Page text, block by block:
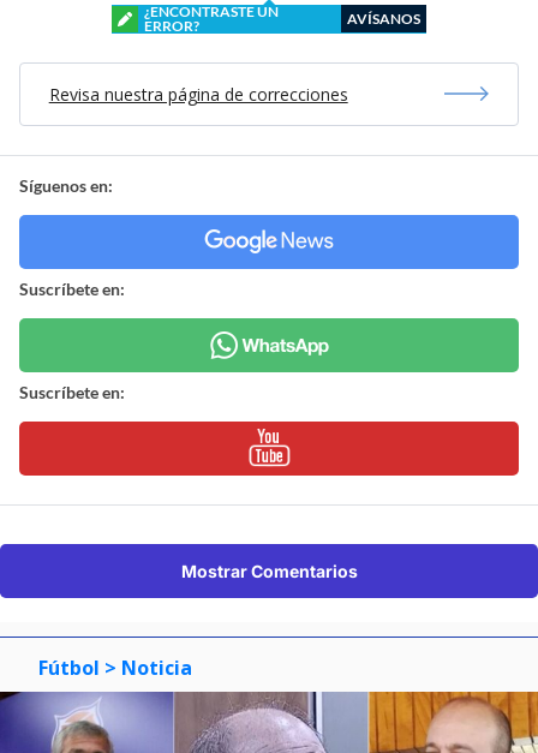
¿ENCONTRASTE UN
ERROR?
AVÍSANOS
Revisa nuestra página de correcciones
Síguenos en:
Suscríbete en:
Suscríbete en:
Mostrar Comentarios
Fútbol > Noticia